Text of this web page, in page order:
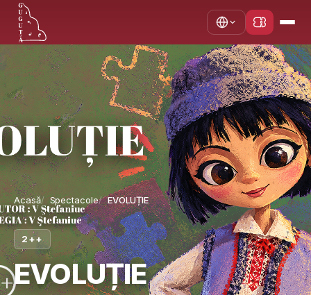
Acasă Spectacole EVOLUȚIE
2++
EVOLUȚIE